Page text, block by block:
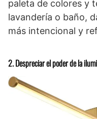
paleta de colores y
lavandería o baño,
más intencional y
2. Despreciar el poder de la